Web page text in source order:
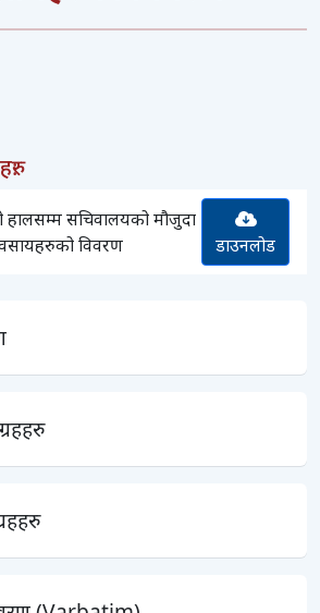
सचिवालयको मौजुदा
विवरण
डाउनलोड